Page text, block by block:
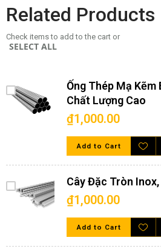
2. Định nghĩa hộp vuông inox là
3. Chi tiết đặc tính và ứng dụng
xác nhất
5. Bảng giá tham khảo mới nhất
cập nhật trên Google
6. Inox Tân Tiến – Địa chỉ cung
trang trí số lượng lớn, uy tín
7. Thông tin liên hệ tư vấn kỹ
1. Tổng quan về ống
và xu hướng ứng dụng
Related Products
Check items to add to the cart or
SELECT ALL
Ống Thép Mạ
Chất Lượng Cao
₫1,000.00
Add to Cart
Cây Đặc Tròn
₫1,000.00
Add to Cart